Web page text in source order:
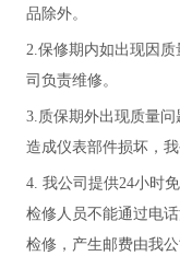
品除外。
2.保修期内如出现因
司负责维修。
3.质保期外出现质量
造成仪表部件损坏，
4. 我公司提供24小时
检修人员不能通过电
检修，产生邮费由我公